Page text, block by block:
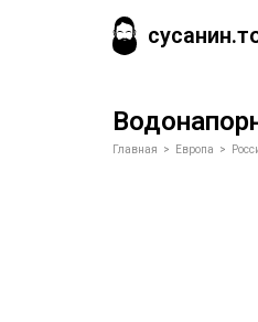
Главная > Европа >